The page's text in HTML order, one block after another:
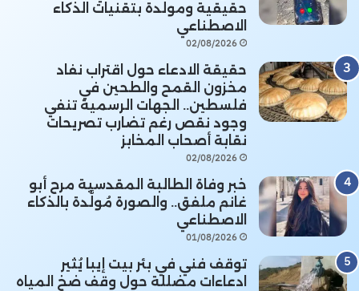
حقيقية ومولدة بتقنيات الذكاء
الاصطناعي
02/08/2026
حقيقة الادعاء حول اقتراب نفاد
مخزون القمح والطحين في
فلسطين.. الجهات الرسمية تنفي
وجود نقص رغم تضارب تصريحات
نقابة أصحاب المخابز
02/08/2026
خبر وفاة الطالبة المقدسية مرح أبو
غانم ملفق.. والصورة مُولَّدة بالذكاء
الاصطناعي
01/08/2026
توقف فني في بئر بيت إيبا يُثير
ادعاءات مضللة حول وقف ضخ المياه